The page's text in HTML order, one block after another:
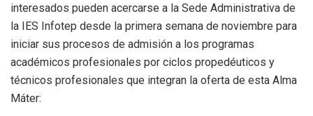
interesados pueden acercarse a la Sede Administrativa de
la IES Infotep desde la primera semana de noviembre para
iniciar sus procesos de admisión a los programas
académicos profesionales por ciclos propedéuticos y
técnicos profesionales que integran la oferta de esta Alma
Máter: